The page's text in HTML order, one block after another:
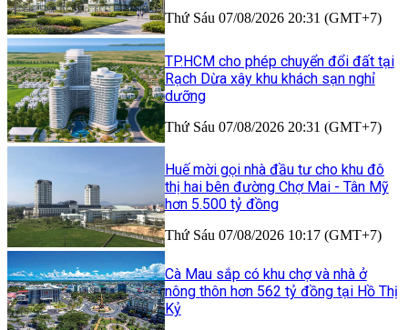
Thứ Sáu 07/08/2026 20:31 (GMT+7)
TP.HCM cho phép chuyển đổi đất tại
Rạch Dừa xây khu khách sạn nghỉ
dưỡng
Thứ Sáu 07/08/2026 20:31 (GMT+7)
Huế mời gọi nhà đầu tư cho khu đô
thị hai bên đường Chợ Mai - Tân Mỹ
hơn 5.500 tỷ đồng
Thứ Sáu 07/08/2026 10:17 (GMT+7)
Cà Mau sắp có khu chợ và nhà ở
nông thôn hơn 562 tỷ đồng tại Hồ Thị
Kỷ